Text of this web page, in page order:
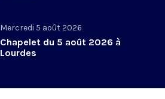
Mercredi 5 août 2026
Chapelet du 5 août 2026 à
Lourdes